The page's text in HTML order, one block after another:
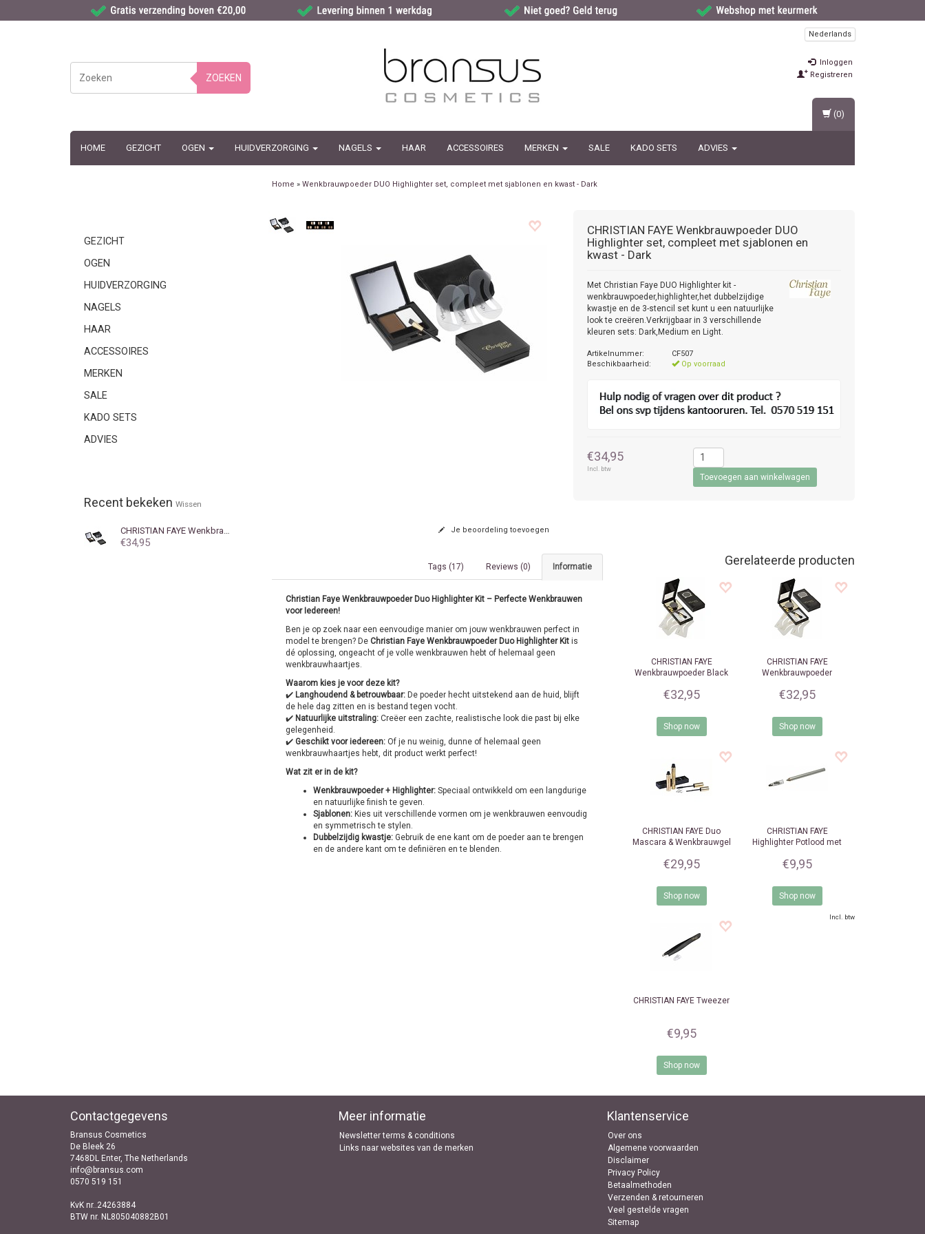
ZOEKEN
Nederlands
Inloggen
Registreren
HOME GEZICHT OGEN HUIDVERZORGING NAGELS HAAR ACCESSOIRES MERKEN SALE KADO SETS ADVIES
(0)
GEZICHT
OGEN
HUIDVERZORGING
NAGELS
HAAR
ACCESSOIRES
MERKEN
SALE
KADO SETS
ADVIES
Recent bekeken Wissen
CHRISTIAN FAYE Wenkbrauwpoeder DUO Highlighter Dark
€34,95
Home » Wenkbrauwpoeder DUO Highlighter set, compleet met sjablonen en kwast - Dark
CHRISTIAN FAYE Wenkbrauwpoeder DUO
Highlighter set, compleet met sjablonen en
kwast - Dark
Met Christian Faye DUO Highlighter kit -
wenkbrauwpoeder,highlighter,het dubbelzijdige
kwastje en de 3-stencil set kunt u een natuurlijke
look te creëren.Verkrijgbaar in 3 verschillende
kleuren sets: Dark,Medium en Light.
Artikelnummer:
CF507
Beschikbaarheid:
Op voorraad
€34,95
Incl. btw
Je beoordeling toevoegen
Informatie
Reviews (0)
Tags (17)
Christian Faye Wenkbrauwpoeder Duo Highlighter Kit – Perfecte Wenkbrauwen
voor Iedereen!
Ben je op zoek naar een eenvoudige manier om jouw wenkbrauwen perfect in
model te brengen? De Christian Faye Wenkbrauwpoeder Duo Highlighter Kitis
dé oplossing, ongeacht of je volle wenkbrauwen hebt of helemaal geen
wenkbrauwhaartjes.
Waarom kies je voor deze kit?
✔️ Langhoudend & betrouwbaar:De poeder hecht uitstekend aan de huid, blijft
de hele dag zitten en is bestand tegen vocht.
✔️ Natuurlijke uitstraling:Creëer een zachte, realistische look die past bij elke
gelegenheid.
✔️ Geschikt voor iedereen:Of je nu weinig, dunne of helemaal geen
wenkbrauwhaartjes hebt, dit product werkt perfect!
Wat zit er in de kit?
Wenkbrauwpoeder + Highlighter:Speciaal ontwikkeld om een langdurige
en natuurlijke finish te geven.
Sjablonen:Kies uit verschillende vormen om je wenkbrauwen eenvoudig
en symmetrisch te stylen.
Dubbelzijdig kwastje:Gebruik de ene kant om de poeder aan te brengen
en de andere kant om te definiëren en te blenden.
Gerelateerde producten
CHRISTIAN FAYE
Wenkbrauwpoeder Black
€32,95
Shop now
CHRISTIAN FAYE
Wenkbrauwpoeder
€32,95
Shop now
CHRISTIAN FAYE Duo
Mascara & Wenkbrauwgel
€29,95
Shop now
CHRISTIAN FAYE
Highlighter Potlood met
€9,95
Shop now
CHRISTIAN FAYE Tweezer
€9,95
Shop now
Incl. btw
Contactgegevens
Bransus Cosmetics
De Bleek 26
7468DL Enter, The Netherlands
info@bransus.com
0570 519 151
KvK nr..24263884
BTW nr. NL805040882B01
Meer informatie
Newsletter terms & conditions
Links naar websites van de merken
Klantenservice
Over ons
Algemene voorwaarden
Disclaimer
Privacy Policy
Betaalmethoden
Verzenden & retourneren
Veel gestelde vragen
Sitemap